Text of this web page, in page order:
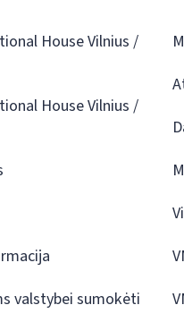
House Vilnius /
House Vilnius /
valstybei sumokėti